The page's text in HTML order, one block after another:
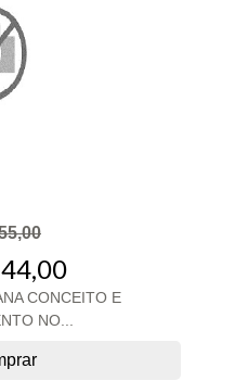
CONCEITO E
NO...